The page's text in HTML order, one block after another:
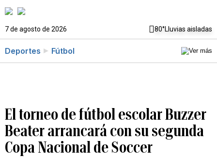
7 de agosto de 2026 80°Lluvias aisladas
Deportes Fútbol
El torneo de fútbol escolar Buzzer
Beater arrancará con su segunda
Copa Nacional de Soccer